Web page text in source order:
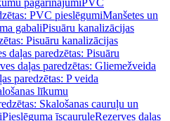
pagarinājumiPVC
PVC pieslēgumiManšetes un
gabaliPisuāru kanalizācijas
Pisuāru kanalizācijas
daļas paredzētas: Pisuāru
daļas paredzētas: Gliemežveida
paredzētas: P veida
līkumu
Skalošanas cauruļu un
Pieslēguma īscauruleRezerves daļas